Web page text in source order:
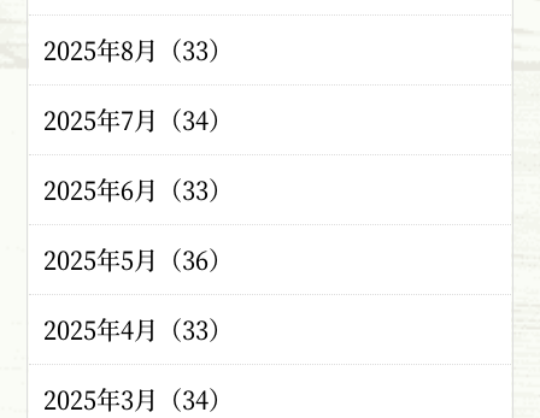
2025年8月（33）
2025年7月（34）
2025年6月（33）
2025年5月（36）
2025年4月（33）
2025年3月（34）